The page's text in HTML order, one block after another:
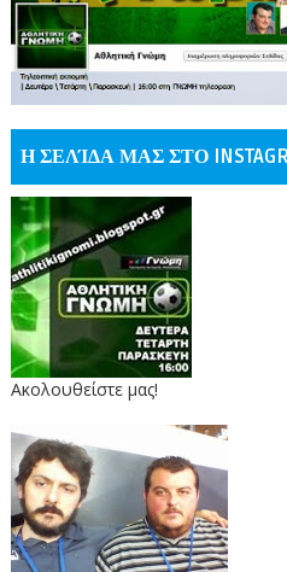
Η ΣΕΛΊΔΑ ΜΑΣ ΣΤΟ
Ακολουθείστε μας!